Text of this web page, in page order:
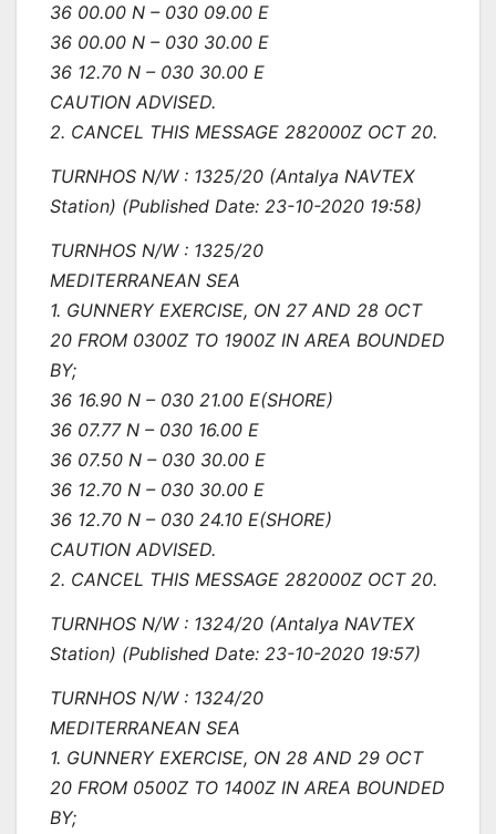
36 00.00 N – 030 09.00 E
36 00.00 N – 030 30.00 E
36 12.70 N – 030 30.00 E
CAUTION ADVISED.
2. CANCEL THIS MESSAGE 282000Z OCT 20.
TURNHOS N/W : 1325/20 (Antalya NAVTEX
Station) (Published Date: 23-10-2020 19:58)
TURNHOS N/W : 1325/20
MEDITERRANEAN SEA
1. GUNNERY EXERCISE, ON 27 AND 28 OCT
20 FROM 0300Z TO 1900Z IN AREA BOUNDED
BY;
36 16.90 N – 030 21.00 E(SHORE)
36 07.77 N – 030 16.00 E
36 07.50 N – 030 30.00 E
36 12.70 N – 030 30.00 E
36 12.70 N – 030 24.10 E(SHORE)
CAUTION ADVISED.
2. CANCEL THIS MESSAGE 282000Z OCT 20.
TURNHOS N/W : 1324/20 (Antalya NAVTEX
Station) (Published Date: 23-10-2020 19:57)
TURNHOS N/W : 1324/20
MEDITERRANEAN SEA
1. GUNNERY EXERCISE, ON 28 AND 29 OCT
20 FROM 0500Z TO 1400Z IN AREA BOUNDED
BY;